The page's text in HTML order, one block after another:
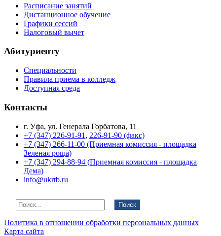
Расписание занятий
Дистанционное обучение
Графики сессий
Налоговый вычет
Абитуриенту
Специальности
Правила приема в колледж
Доступная среда
Контакты
г. Уфа, ул. Генерала Горбатова, 11
+7 (347) 226-91-91 , 226-91-90 (факс)
+7 (347) 266-11-00 (Приемная комиссия - площадка
Зеленая роща)
+7 (347) 294-88-94 (Приемная комиссия - площадка
Дема)
info@ukrtb.ru
Поиск
Политика в отношении обработки персональных данных
Карта сайта